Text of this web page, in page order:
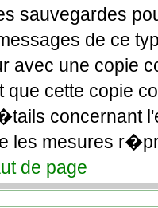
sauvegardes
de ce
avec une copie
que cette copie
concernant
les mesures
de page